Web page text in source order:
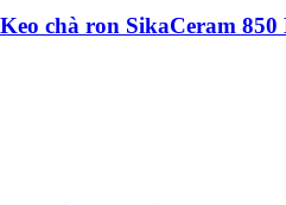
Keo chà ron SikaCeram 850